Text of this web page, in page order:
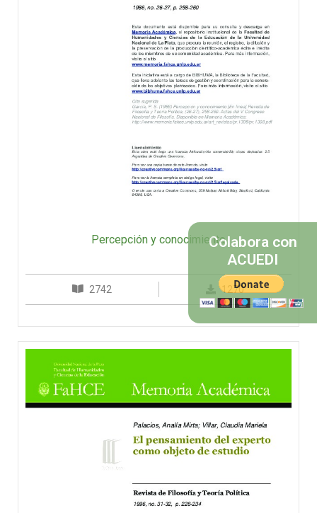
Percepción y conocimiento
2742 1270
Colabora con
ACUEDI